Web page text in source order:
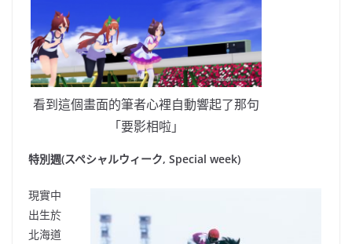
看到這個畫面的筆者心裡自動響起了那句
「要影相啦」
特別週(スペシャルウィーク, Special week)
現實中
出生於
北海道